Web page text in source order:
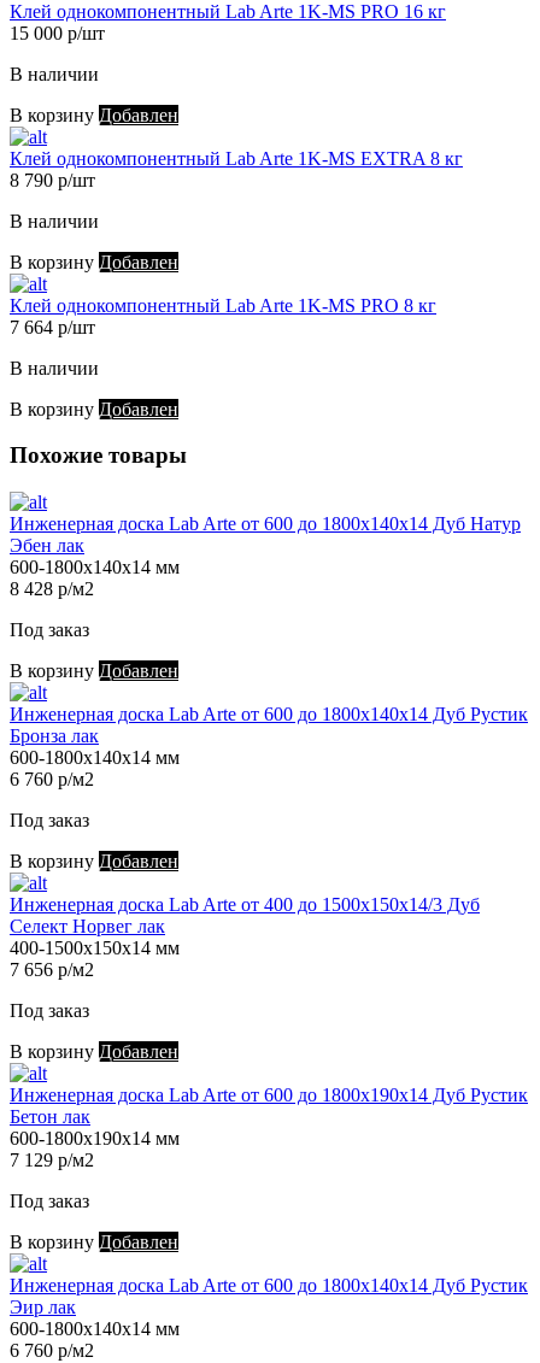
Клей однокомпонентный Lab Arte 1K-MS PRO 16 кг
15 000 р/шт
В наличии
В корзину Добавлен
Клей однокомпонентный Lab Arte 1K-MS EXTRA 8 кг
8 790 р/шт
В наличии
В корзину Добавлен
Клей однокомпонентный Lab Arte 1K-MS PRO 8 кг
7 664 р/шт
В наличии
В корзину Добавлен
Похожие товары
Инженерная доска Lab Arte от 600 до 1800х140х14 Дуб Натур
Эбен лак
600-1800х140х14 мм
8 428 р/м2
Под заказ
В корзину Добавлен
Инженерная доска Lab Arte от 600 до 1800х140х14 Дуб Рустик
Бронза лак
600-1800х140х14 мм
6 760 р/м2
Под заказ
В корзину Добавлен
Инженерная доска Lab Arte от 400 до 1500х150х14/3 Дуб
Селект Норвег лак
400-1500х150х14 мм
7 656 р/м2
Под заказ
В корзину Добавлен
Инженерная доска Lab Arte от 600 до 1800х190х14 Дуб Рустик
Бетон лак
600-1800х190х14 мм
7 129 р/м2
Под заказ
В корзину Добавлен
Инженерная доска Lab Arte от 600 до 1800х140х14 Дуб Рустик
Эир лак
600-1800х140х14 мм
6 760 р/м2